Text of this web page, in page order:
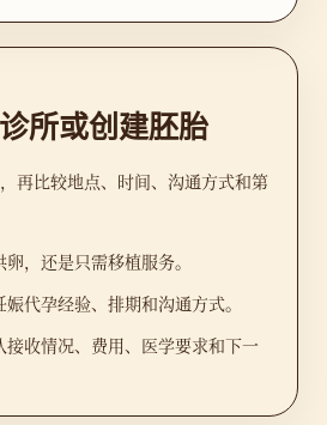
所或创建胚胎
再比较地点、时间、沟通方式和第
，还是只需移植服务。
代孕经验、排期和沟通方式。
接收情况、费用、医学要求和下一